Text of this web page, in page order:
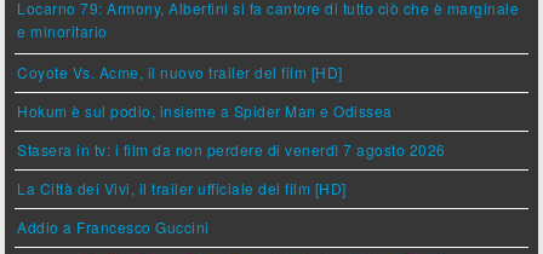
Locarno 79: Armony, Albertini si fa cantore di tutto ciò che è marginale
e minoritario
Coyote Vs. Acme, il nuovo trailer del film [HD]
Hokum è sul podio, insieme a Spider Man e Odissea
Stasera in tv: i film da non perdere di venerdì 7 agosto 2026
La Città dei Vivi, il trailer ufficiale del film [HD]
Addio a Francesco Guccini